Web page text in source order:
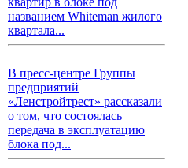
названием Whiteman жилого
квартала...
В пресс-центре Группы
предприятий
«Ленстройтрест» рассказали
о том, что состоялась
передача в эксплуатацию
блока под...